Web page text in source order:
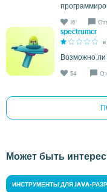
16
spectrumcr
в
Возможно ли
54
Может быть
ИНСТРУМЕНТЫ ДЛЯ JAVA-